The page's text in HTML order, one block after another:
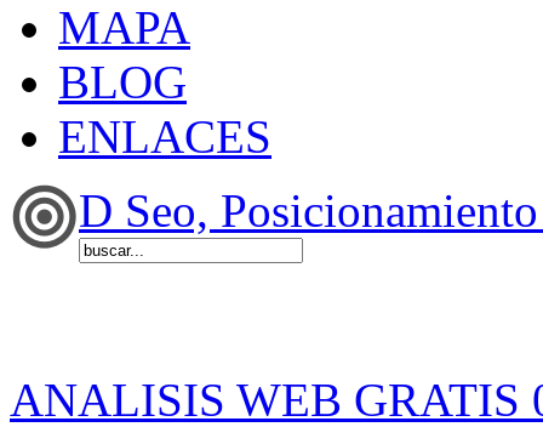
MAPA
BLOG
ENLACES
D Seo,
ANALISIS WEB GRATIS